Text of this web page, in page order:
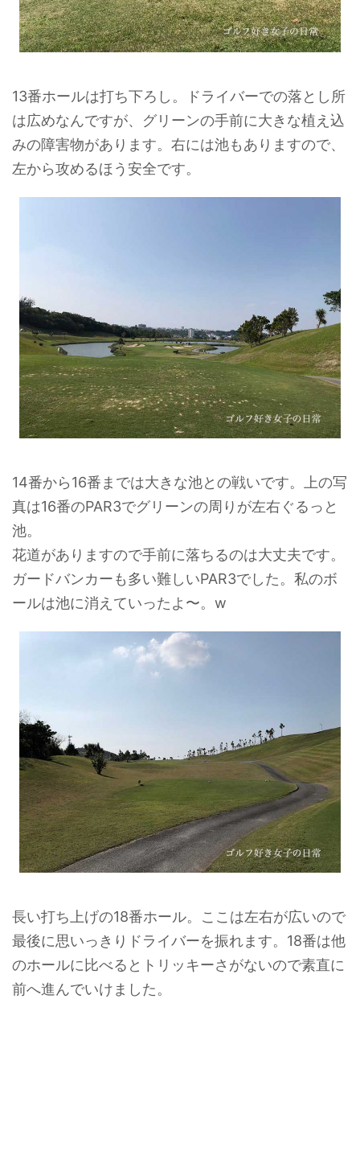
13番ホールは打ち下ろし。ドライバーでの落とし所
は広めなんですが、グリーンの手前に大きな植え込
みの障害物があります。右には池もありますので、
左から攻めるほう安全です。
14番から16番までは大きな池との戦いです。上の写
真は16番のPAR3でグリーンの周りが左右ぐるっと
池。
花道がありますので手前に落ちるのは大丈夫です。
ガードバンカーも多い難しいPAR3でした。私のボ
ールは池に消えていったよ〜。w
長い打ち上げの18番ホール。ここは左右が広いので
最後に思いっきりドライバーを振れます。18番は他
のホールに比べるとトリッキーさがないので素直に
前へ進んでいけました。